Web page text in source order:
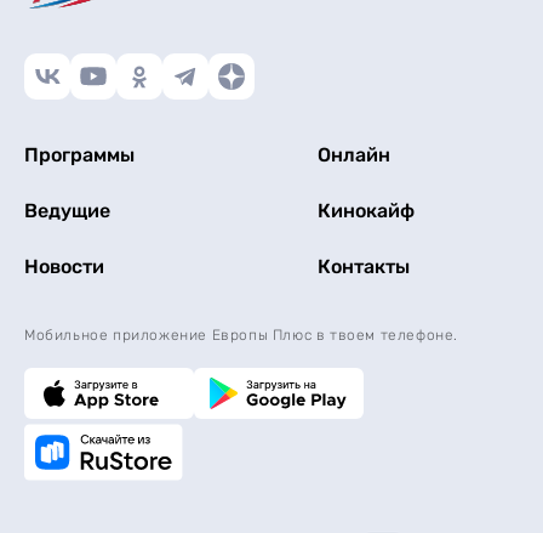
Программы Онлайн
Ведущие Кинокайф
Новости Контакты
Мобильное приложение Европы Плюс в твоем телефоне.